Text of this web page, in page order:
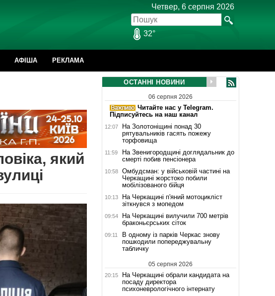
Четвер, 6 серпня 2026
32°
АФІША РЕКЛАМА
який
ОСТАННІ НОВИНИ
06 серпня 2026
Читайте нас у Telegram.
Підписуйтесь на наш канал
12:07
На Золотоніщині понад 30
рятувальників гасять пожежу
торфовища
11:59
На Звенигородщині доглядальник до
смерті побив пенсіонера
10:58
Омбудсман: у військовій частині на
Черкащині жорстоко побили
мобілізованого бійця
10:13
На Черкащині п'яний мотоцикліст
зіткнувся з мопедом
09:54
На Черкащині вилучили 700 метрів
браконьєрських сіток
09:11
В одному із парків Черкас знову
пошкодили попереджувальну
табличку
05 серпня 2026
20:15
На Черкащині обрали кандидата на
посаду директора
психоневрологічного інтернату